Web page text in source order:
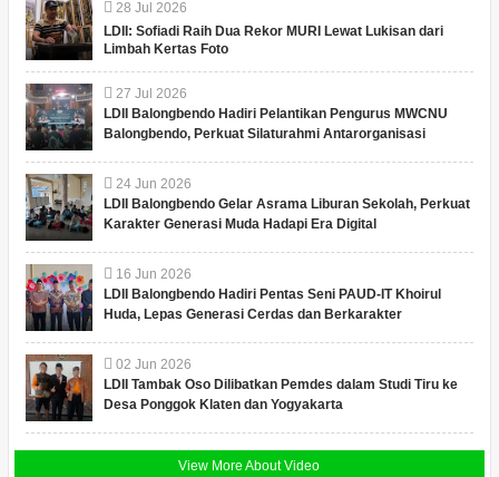
28 Jul 2026
LDII: Sofiadi Raih Dua Rekor MURI Lewat Lukisan dari
Limbah Kertas Foto
27 Jul 2026
LDII Balongbendo Hadiri Pelantikan Pengurus MWCNU
Balongbendo, Perkuat Silaturahmi Antarorganisasi
24 Jun 2026
LDII Balongbendo Gelar Asrama Liburan Sekolah, Perkuat
Karakter Generasi Muda Hadapi Era Digital
16 Jun 2026
LDII Balongbendo Hadiri Pentas Seni PAUD-IT Khoirul
Huda, Lepas Generasi Cerdas dan Berkarakter
02 Jun 2026
LDII Tambak Oso Dilibatkan Pemdes dalam Studi Tiru ke
Desa Ponggok Klaten dan Yogyakarta
View More About Video